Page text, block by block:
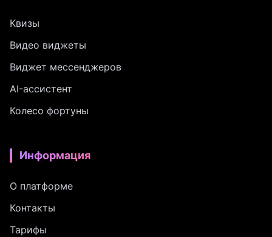
Квизы
Видео виджеты
Виджет мессенджеров
AI-ассистент
Колесо фортуны
Информация
О платформе
Контакты
Тарифы